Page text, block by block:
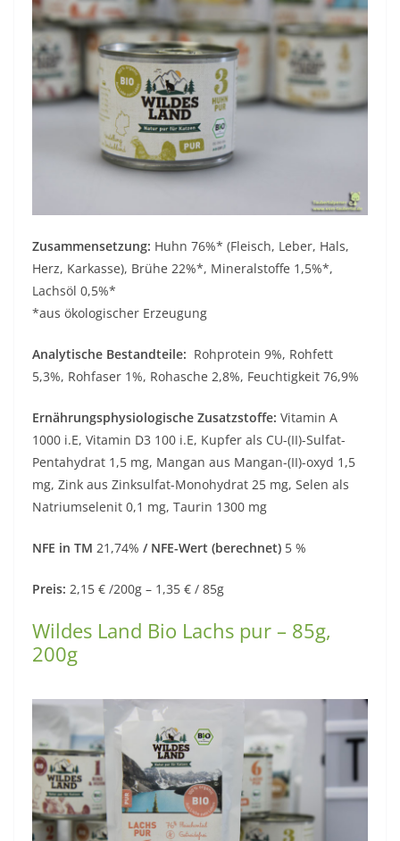
Zusammensetzung: Huhn 76%* (Fleisch, Leber, Hals,
Herz, Karkasse), Brühe 22%*, Mineralstoffe 1,5%*,
Lachsöl 0,5%*
*aus ökologischer Erzeugung
Analytische Bestandteile: Rohprotein 9%, Rohfett
5,3%, Rohfaser 1%, Rohasche 2,8%, Feuchtigkeit 76,9%
Ernährungsphysiologische Zusatzstoffe: Vitamin A
1000 i.E, Vitamin D3 100 i.E, Kupfer als CU-(II)-Sulfat-
Pentahydrat 1,5 mg, Mangan aus Mangan-(II)-oxyd 1,5
mg, Zink aus Zinksulfat-Monohydrat 25 mg, Selen als
Natriumselenit 0,1 mg, Taurin 1300 mg
NFE in TM 21,74% / NFE-Wert (berechnet) 5 %
Preis: 2,15 € /200g – 1,35 € / 85g
Wildes Land Bio Lachs pur – 85g,
200g